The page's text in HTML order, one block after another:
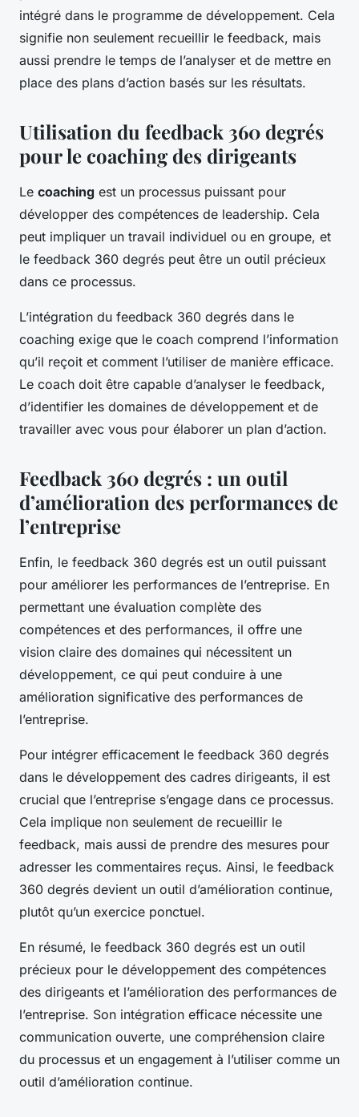
intégré dans le programme de développement. Cela
signifie non seulement recueillir le feedback, mais
aussi prendre le temps de l’analyser et de mettre en
place des plans d’action basés sur les résultats.
Utilisation du feedback 360 degrés
pour le coaching des dirigeants
Le coaching est un processus puissant pour
développer des compétences de leadership. Cela
peut impliquer un travail individuel ou en groupe, et
le feedback 360 degrés peut être un outil précieux
dans ce processus.
L’intégration du feedback 360 degrés dans le
coaching exige que le coach comprend l’information
qu’il reçoit et comment l’utiliser de manière efficace.
Le coach doit être capable d’analyser le feedback,
d’identifier les domaines de développement et de
travailler avec vous pour élaborer un plan d’action.
Feedback 360 degrés : un outil
d’amélioration des performances de
l’entreprise
Enfin, le feedback 360 degrés est un outil puissant
pour améliorer les performances de l’entreprise. En
permettant une évaluation complète des
compétences et des performances, il offre une
vision claire des domaines qui nécessitent un
développement, ce qui peut conduire à une
amélioration significative des performances de
l’entreprise.
Pour intégrer efficacement le feedback 360 degrés
dans le développement des cadres dirigeants, il est
crucial que l’entreprise s’engage dans ce processus.
Cela implique non seulement de recueillir le
feedback, mais aussi de prendre des mesures pour
adresser les commentaires reçus. Ainsi, le feedback
360 degrés devient un outil d’amélioration continue,
plutôt qu’un exercice ponctuel.
En résumé, le feedback 360 degrés est un outil
précieux pour le développement des compétences
des dirigeants et l’amélioration des performances de
l’entreprise. Son intégration efficace nécessite une
communication ouverte, une compréhension claire
du processus et un engagement à l’utiliser comme un
outil d’amélioration continue.